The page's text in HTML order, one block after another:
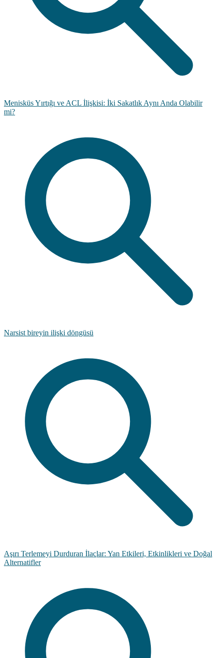
Menisküs Yırtığı ve ACL İlişkisi: İki Sakatlık Aynı Anda Olabilir
mi?
Narsist bireyin ilişki döngüsü
Aşırı Terlemeyi Durduran İlaçlar: Yan Etkileri, Etkinlikleri ve Doğal
Alternatifler